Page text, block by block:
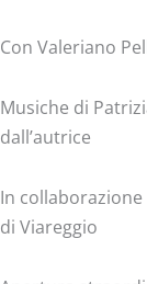
Con Valeriano
Musiche di
dall’autrice
In
di Viareggio